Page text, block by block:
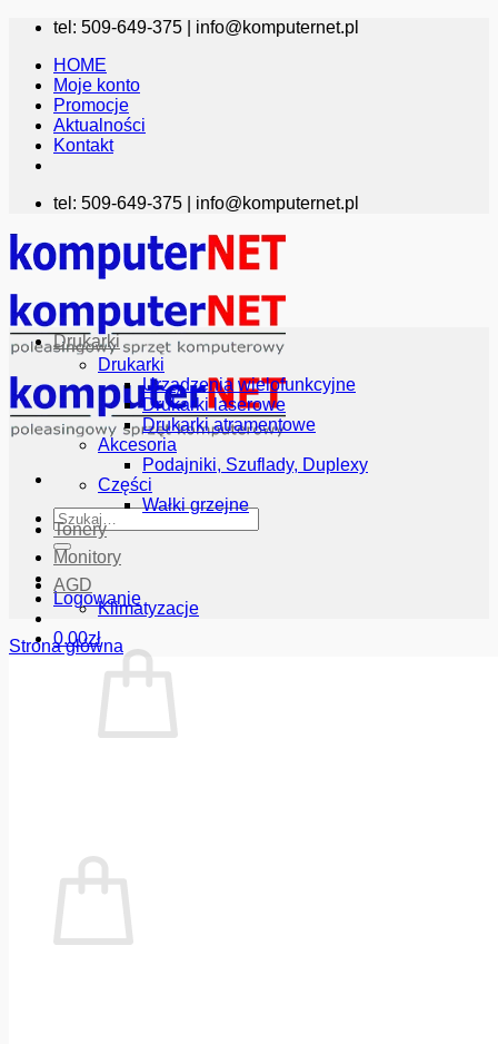
Przewiń
zawartości
tel: 509-649-375 | info@komputernet.pl
HOME
Moje konto
Promocje
Aktualności
Kontakt
tel: 509-649-375 | info@komputernet.pl
Szukaj:
Logowanie
0.00zł
Drukarki
Drukarki
Urządzenia wielofunkcyjne
Drukarki laserowe
Drukarki atramentowe
Akcesoria
Podajniki, Szuflady, Duplexy
Części
Wałki grzejne
Tonery
Monitory
AGD
Klimatyzacje
Strona główna